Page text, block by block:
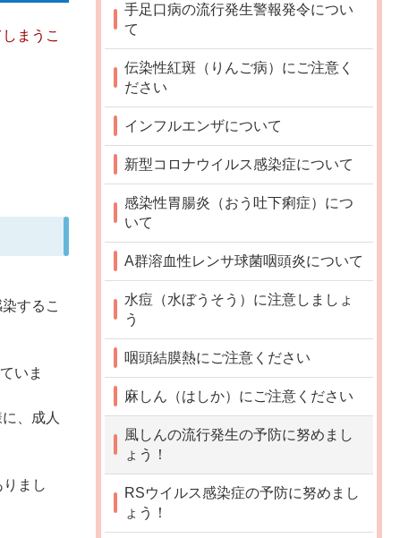
まうこ
するこ
いま
、成人
まし
手足口病の流行発生警報発令につい
て
伝染性紅斑（りんご病）にご注意く
ださい
インフルエンザについて
新型コロナウイルス感染症について
感染性胃腸炎（おう吐下痢症）につ
いて
A群溶血性レンサ球菌咽頭炎について
水痘（水ぼうそう）に注意しましょ
う
咽頭結膜熱にご注意ください
麻しん（はしか）にご注意ください
風しんの流行発生の予防に努めまし
ょう！
RSウイルス感染症の予防に努めまし
ょう！